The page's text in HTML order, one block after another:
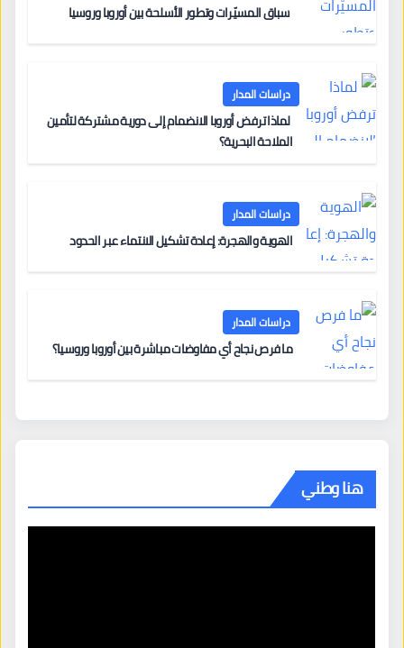
سباق المسيّرات وتطور الأسلحة بين أوروبا وروسيا
دراسات المدار
لماذا ترفض أوروبا الانضمام إلى دورية مشتركة لتأمين
الملاحة البحرية؟
دراسات المدار
الهوية والهجرة: إعادة تشكيل الانتماء عبر الحدود
دراسات المدار
ما فرص نجاح أي مفاوضات مباشرة بين أوروبا وروسيا؟
هنا وطني